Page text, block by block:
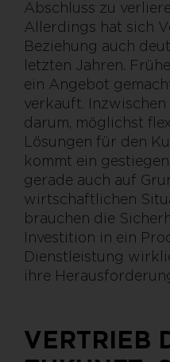
Abschluss zu
Allerdings hat sich
Beziehung auch
letzten Jahren.
ein Angebot
verkauft.
darum, möglichst
Lösungen für den
kommt ein
gerade auch auf
wirtschaftlichen
brauchen die
Investition in ein
Dienstleistung
ihre
VERTRIEB